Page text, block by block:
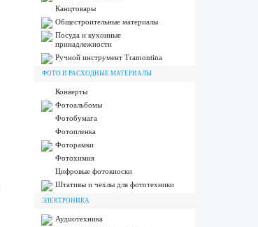
Канцтовары
Общестроительные материалы
Посуда и кухонные
принадлежности
Ручной инструмент Tramontina
ФОТО И РАСХОДНЫЕ МАТЕРИАЛЫ
Конверты
Фотоальбомы
Фотобумага
Фотопленка
Фоторамки
Фотохимия
Цифровые фотокиоски
Штативы и чехлы для фототехники
ЭЛЕКТРОНИКА
Аудиотехника